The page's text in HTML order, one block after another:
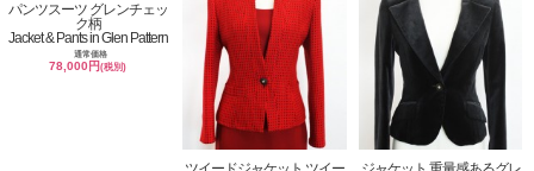
パンツスーツ グレンチェッ
ク柄
Jacket & Pants in Glen Pattern
通常価格
78,000円(税別)